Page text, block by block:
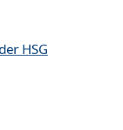
HSG